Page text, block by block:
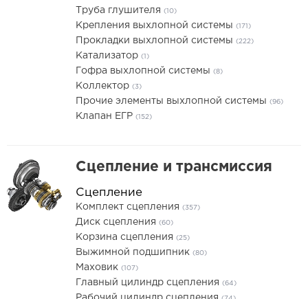
Труба глушителя (10)
Крепления выхлопной системы (171)
Прокладки выхлопной системы (222)
Катализатор (1)
Гофра выхлопной системы (8)
Коллектор (3)
Прочие элементы выхлопной системы (96)
Клапан ЕГР (152)
Сцепление и трансмиссия
Сцепление
Комплект сцепления (357)
Диск сцепления (60)
Корзина сцепления (25)
Выжимной подшипник (80)
Маховик (107)
Главный цилиндр сцепления (64)